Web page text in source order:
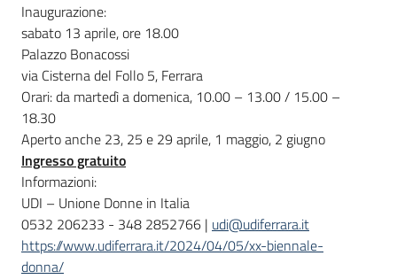
Inaugurazione:
sabato 13 aprile, ore 18.00
Palazzo Bonacossi
via Cisterna del Follo 5, Ferrara
Orari: da martedì a domenica, 10.00 – 13.00 / 15.00 –
18.30
Aperto anche 23, 25 e 29 aprile, 1 maggio, 2 giugno
Ingresso gratuito
Informazioni:
UDI – Unione Donne in Italia
0532 206233 - 348 2852766 | udi@udiferrara.it
https://www.udiferrara.it/2024/04/05/xx-biennale-
donna/